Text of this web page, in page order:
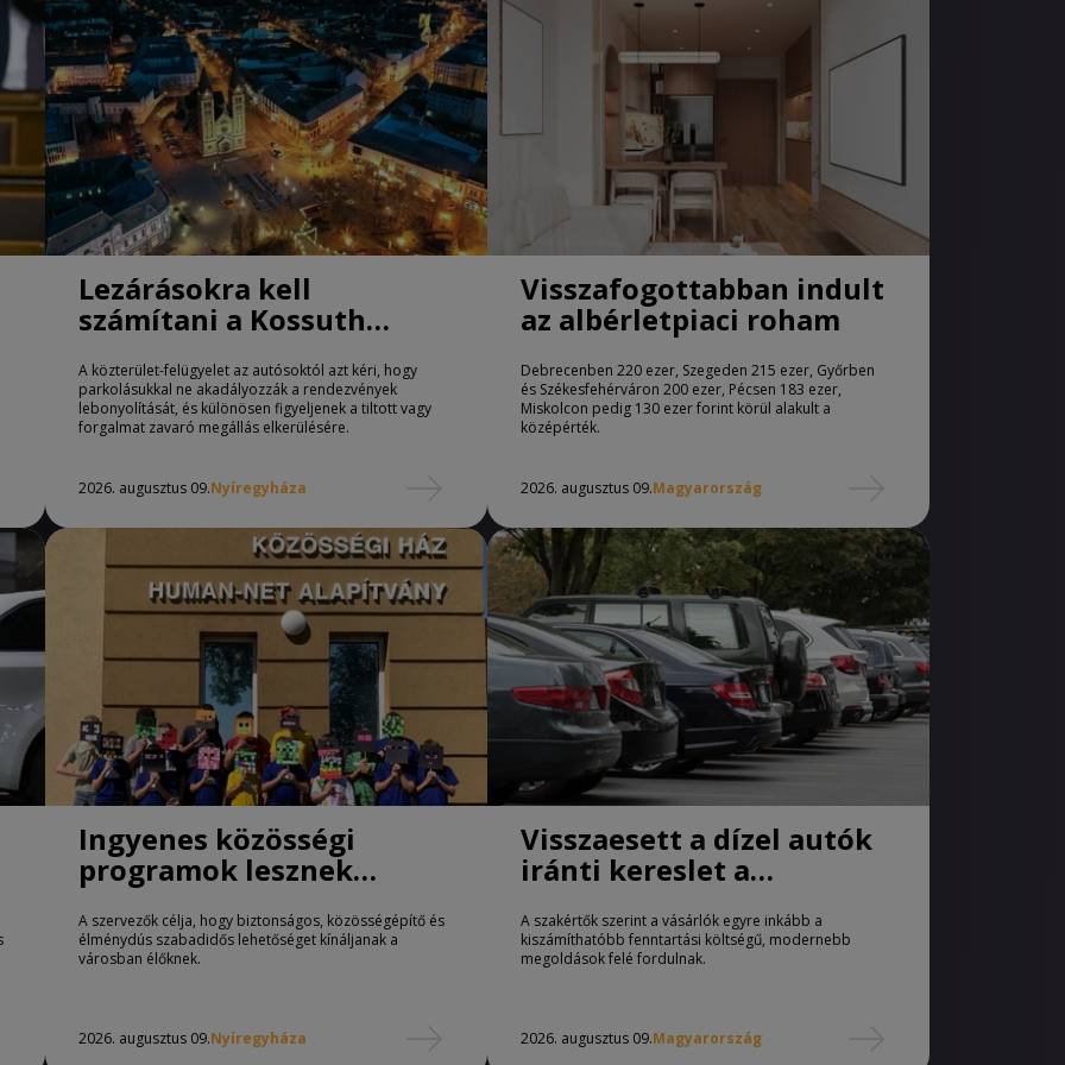
Lezárásokra kell
számítani a Kossuth
A közterület-felügyelet az autósoktól azt kéri, hogy
parkolásukkal ne akadályozzák a rendezvények
lebonyolítását, és különösen figyeljenek a tiltott vagy
forgalmat zavaró megállás elkerülésére.
2026. augusztus 09.Nyíregyháza
Visszafogottabban indult
az albérletpiaci roham
Debrecenben 220 ezer, Szegeden 215 ezer, Győrben
és Székesfehérváron 200 ezer, Pécsen 183 ezer,
Miskolcon pedig 130 ezer forint körül alakult a
középérték.
2026. augusztus 09.Magyarország
Ingyenes közösségi
programok lesznek
Nyíregyházán
A szervezők célja, hogy biztonságos, közösségépítő és
élménydús szabadidős lehetőséget kínáljanak a
városban élőknek.
2026. augusztus 09.Nyíregyháza
Visszaesett a dízel autók
iránti kereslet a
A szakértők szerint a vásárlók egyre inkább a
kiszámíthatóbb fenntartási költségű, modernebb
megoldások felé fordulnak.
2026. augusztus 09.Magyarország